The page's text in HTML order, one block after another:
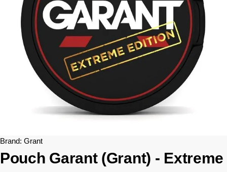
Brand: Grant
Pouch Garant (Grant) - Extreme